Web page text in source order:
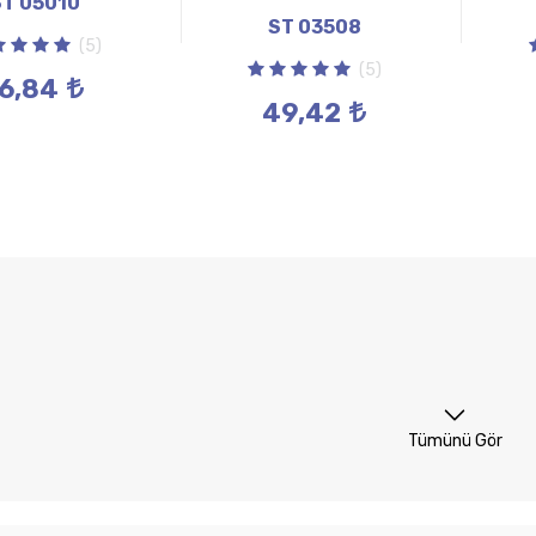
(5)
ST 03508
(5)
49,42
Tümünü Gör